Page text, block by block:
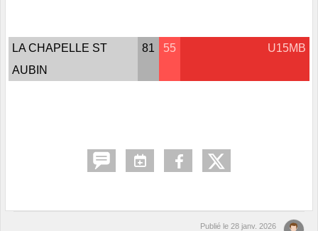
LA CHAPELLE ST
AUBIN
81 55 U15MB
Publié le 28 janv. 2026